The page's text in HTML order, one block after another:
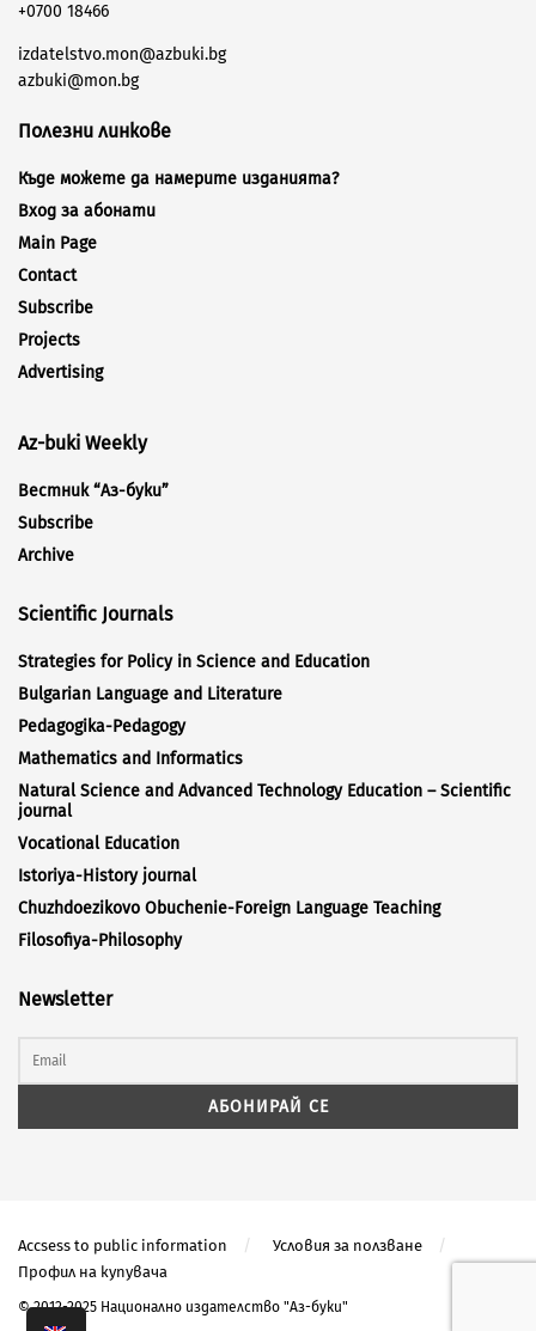
+0700 18466
izdatelstvo.mon@azbuki.bg
azbuki@mon.bg
Полезни линкове
Къде можете да намерите изданията?
Вход за абонати
Main Page
Contact
Subscribe
Projects
Advertising
Az-buki Weekly
Вестник “Аз-буки”
Subscribe
Archive
Scientific Journals
Strategies for Policy in Science and Education
Bulgarian Language and Literature
Pedagogika-Pedagogy
Mathematics and Informatics
Natural Science and Advanced Technology Education – Scientific
journal
Vocational Education
Istoriya-History journal
Chuzhdoezikovo Obuchenie-Foreign Language Teaching
Filosofiya-Philosophy
Newsletter
Accsess to public information
Условия за ползване
Профил на купувача
© 2012-2025 Национално издателство "Аз-буки"